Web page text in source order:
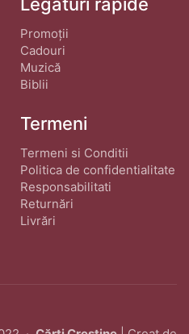
Promoții
Cadouri
Muzică
Biblii
Termeni
Termeni si Conditii
Politica de confidentialitate
Responsabilitati
Returnări
Livrări